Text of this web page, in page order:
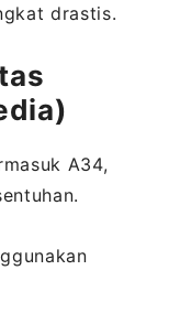
drastis.
A34,